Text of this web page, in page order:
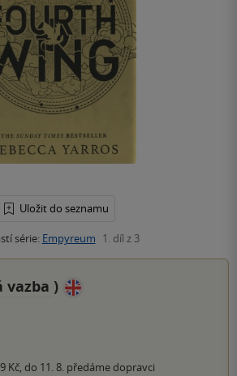
Uložit do seznamu
série: Empyreum 1. díl z 3
vazba )
Kč, do 11. 8. předáme dopravci